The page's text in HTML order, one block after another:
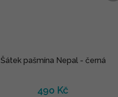
Šátek pašmína Nepal - černá
490 Kč